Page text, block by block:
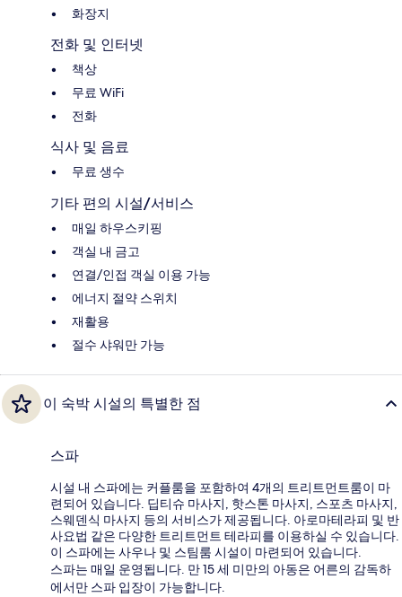
화장지
전화 및 인터넷
책상
무료 WiFi
전화
식사 및 음료
무료 생수
기타 편의 시설/서비스
매일 하우스키핑
객실 내 금고
연결/인접 객실 이용 가능
에너지 절약 스위치
재활용
절수 샤워만 가능
이 숙박 시설의 특별한 점
스파
시설 내 스파에는 커플룸을 포함하여 4개의 트리트먼트룸이 마
련되어 있습니다. 딥티슈 마사지, 핫스톤 마사지, 스포츠 마사지,
스웨덴식 마사지 등의 서비스가 제공됩니다. 아로마테라피 및 반
사요법 같은 다양한 트리트먼트 테라피를 이용하실 수 있습니다.
이 스파에는 사우나 및 스팀룸 시설이 마련되어 있습니다.
스파는 매일 운영됩니다. 만 15 세 미만의 아동은 어른의 감독하
에서만 스파 입장이 가능합니다.